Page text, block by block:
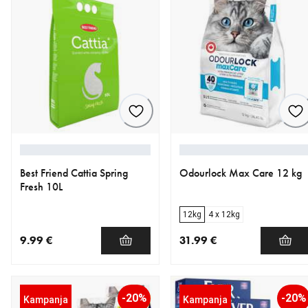
Best Friend Cattia Spring
Fresh 10L
9.99 €
Odourlock Max Care 12 kg
12kg 4 x 12kg
31.99 €
Kampanja -20% Kampanja -20%